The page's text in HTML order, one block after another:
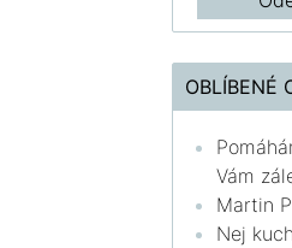
OBLÍBENÉ
Vám
Martin
Nej